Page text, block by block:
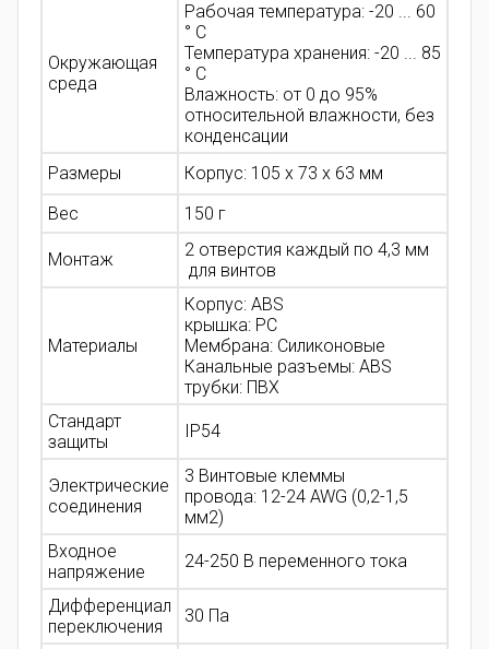
Окружающая
среда
Рабочая температура: -20 ... 60
° C
Температура хранения: -20 ... 85
° C
Влажность: от 0 до 95%
относительной влажности, без
конденсации
Размеры
Корпус: 105 х 73 х 63 мм
Вес
150 г
Монтаж
2 отверстия каждый по 4,3 мм
для винтов
Материалы
Корпус: ABS
крышка: PC
Мембрана: Силиконовые
Канальные разъемы: ABS
трубки: ПВХ
Стандарт
защиты
IP54
Электрические
соединения
3 Винтовые клеммы
провода: 12-24 AWG (0,2-1,5
мм2)
Входное
напряжение
24-250 В переменного тока
Дифференциал
переключения
30 Па